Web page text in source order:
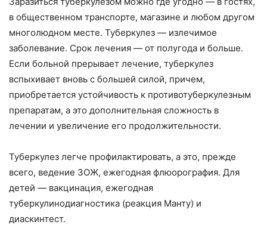
в общественном транспорте, магазине и любом другом
многолюдном месте. Туберкулез — излечимое
заболевание. Срок лечения — от полугода и больше.
Если больной прерывает лечение, туберкулез
вспыхивает вновь с большей силой, причем,
приобретается устойчивость к противотуберкулезным
препаратам, а это дополнительная сложность в
лечении и увеличение его продолжительности.
Туберкулез легче профилактировать, а это, прежде
всего, ведение ЗОЖ, ежегодная флюорография. Для
детей — вакцинация, ежегодная
туберкулинодиагностика (реакция Манту) и
диаскинтест.